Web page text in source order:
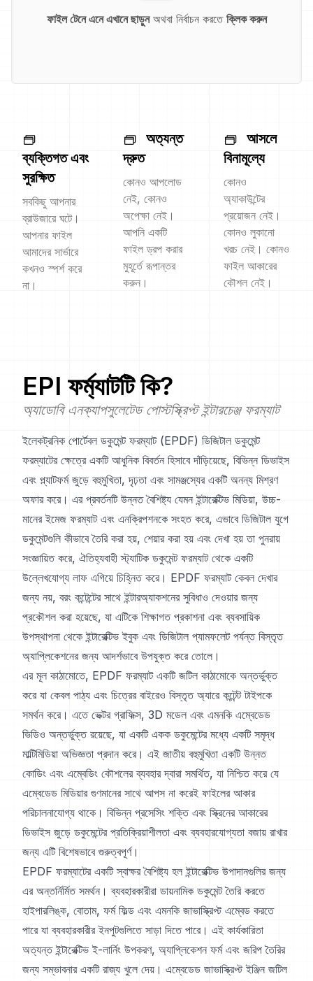
ফাইল টেনে এনে এখানে ছাড়ুনঅথবা নির্বাচন করতে ক্লিক করুন
ব্যক্তিগত এবং
সুরক্ষিত
সবকিছু আপনার
ব্রাউজারে ঘটে।
আপনার ফাইল
আমাদের সার্ভারে
কখনও স্পর্শ করে
না।
অত্যন্ত
দ্রুত
কোনও আপলোড
নেই, কোনও
অপেক্ষা নেই।
আপনি একটি
ফাইল ড্রপ করার
মুহূর্তে রূপান্তর
করুন।
আসলে
বিনামূল্যে
কোনও
অ্যাকাউন্টের
প্রয়োজন নেই।
কোনও লুকানো
খরচ নেই। কোনও
ফাইল আকারের
কৌশল নেই।
EPI ফর্ম্যাটটি কি?
অ্যাডোবি এনক্যাপসুলেটেড পোস্টস্ক্রিপ্ট ইন্টারচেঞ্জ ফরম্যাট
ইলেকট্রনিক পোর্টেবল ডকুমেন্ট ফরম্যাট (EPDF) ডিজিটাল ডকুমেন্ট
ফরম্যাটের ক্ষেত্রে একটি আধুনিক বিবর্তন হিসাবে দাঁড়িয়েছে, বিভিন্ন ডিভাইস
এবং প্ল্যাটফর্ম জুড়ে বহুমুখিতা, দৃঢ়তা এবং সামঞ্জস্যের একটি অনন্য মিশ্রণ
অফার করে। এর প্রবর্তনটি উন্নত বৈশিষ্ট্য যেমন ইন্টারেক্টিভ মিডিয়া, উচ্চ-
মানের ইমেজ ফরম্যাট এবং এনক্রিপশনকে সংহত করে, এভাবে ডিজিটাল যুগে
ডকুমেন্টগুলি কীভাবে তৈরি করা হয়, শেয়ার করা হয় এবং দেখা হয় তা পুনরায়
সংজ্ঞায়িত করে, ঐতিহ্যবাহী স্ট্যাটিক ডকুমেন্ট ফরম্যাট থেকে একটি
উল্লেখযোগ্য লাফ এগিয়ে চিহ্নিত করে। EPDF ফরম্যাট কেবল দেখার
জন্য নয়, বরং কন্টেন্টের সাথে ইন্টারঅ্যাকশনের সুবিধাও দেওয়ার জন্য
প্রকৌশল করা হয়েছে, যা এটিকে শিক্ষাগত প্রকাশনা এবং ব্যবসায়িক
উপস্থাপনা থেকে ইন্টারেক্টিভ ইবুক এবং ডিজিটাল প্যামফলেট পর্যন্ত বিস্তৃত
অ্যাপ্লিকেশনের জন্য আদর্শভাবে উপযুক্ত করে তোলে।
এর মূল কাঠামোতে, EPDF ফরম্যাট একটি জটিল কাঠামোকে অন্তর্ভুক্ত
করে যা কেবল পাঠ্য এবং চিত্রের বাইরেও বিস্তৃত অ্যারে কন্টেন্ট টাইপকে
সমর্থন করে। এতে ভেক্টর গ্রাফিক্স, 3D মডেল এবং এমনকি এম্বেডেড
ভিডিও অন্তর্ভুক্ত রয়েছে, যা একটি একক ডকুমেন্টের মধ্যে একটি সমৃদ্ধ
মাল্টিমিডিয়া অভিজ্ঞতা প্রদান করে। এই জাতীয় বহুমুখিতা একটি উন্নত
কোডিং এবং এম্বেডিং কৌশলের ব্যবহার দ্বারা সমর্থিত, যা নিশ্চিত করে যে
এম্বেডেড মিডিয়ার গুণমানের সাথে আপস না করেই ফাইলের আকার
পরিচালনাযোগ্য থাকে। বিভিন্ন প্রসেসিং শক্তি এবং স্ক্রিনের আকারের
ডিভাইস জুড়ে ডকুমেন্টের প্রতিক্রিয়াশীলতা এবং ব্যবহারযোগ্যতা বজায় রাখার
জন্য এটি বিশেষভাবে গুরুত্বপূর্ণ।
EPDF ফরম্যাটের একটি স্বাক্ষর বৈশিষ্ট্য হল ইন্টারেক্টিভ উপাদানগুলির জন্য
এর অন্তর্নির্মিত সমর্থন। ব্যবহারকারীরা ডায়নামিক ডকুমেন্ট তৈরি করতে
হাইপারলিঙ্ক, বোতাম, ফর্ম ফিল্ড এবং এমনকি জাভাস্ক্রিপ্ট এম্বেড করতে
পারে যা ব্যবহারকারীর ইনপুটগুলিতে সাড়া দিতে পারে। এই কার্যকারিতা
অত্যন্ত ইন্টারেক্টিভ ই-লার্নিং উপকরণ, অ্যাপ্লিকেশন ফর্ম এবং জরিপ তৈরির
জন্য সম্ভাবনার একটি রাজ্য খুলে দেয়। এম্বেডেড জাভাস্ক্রিপ্ট ইঞ্জিন জটিল